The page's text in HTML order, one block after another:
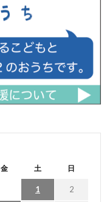
金 土 日
1 2